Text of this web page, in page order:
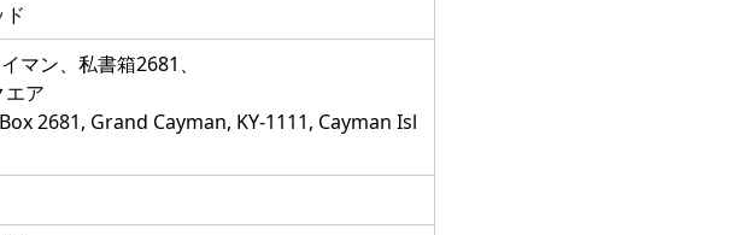
マン、私書箱2681、
ア
2681, Grand Cayman, KY-1111, Cayman Isl